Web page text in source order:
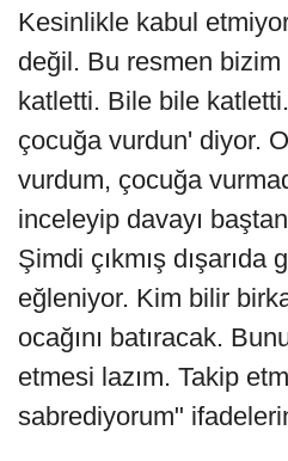
Kesinlikle kabul
değil. Bu resmen
katletti. Bile bile
çocuğa vurdun' diyor.
vurdum, çocuğa
inceleyip davayı
Şimdi çıkmış dışarıda
eğleniyor. Kim bilir
ocağını batıracak.
etmesi lazım. Takip
sabrediyorum"